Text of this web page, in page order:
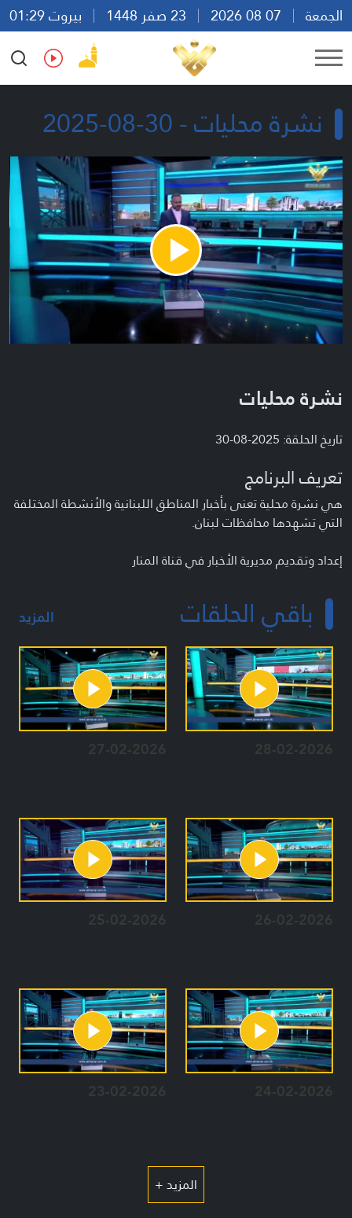
الجمعة
بيروت 01:29
Ar
En Fr Es
نشرة محليات - 30-08-2025
Play
Video
نشرة محليات
تاريخ الحلقة: 2025-08-30
تعريف البرنامج
هي نشرة محلية تعنى بأخبار المناطق اللبنانية والأنشطة المختلفة
التي تشهدها محافظات لبنان.
إعداد وتقديم مديرية الأخبار في قناة المنار
باقي الحلقات المزيد
28-02-2026
27-02-2026
26-02-2026
25-02-2026
24-02-2026
23-02-2026
المزيد +